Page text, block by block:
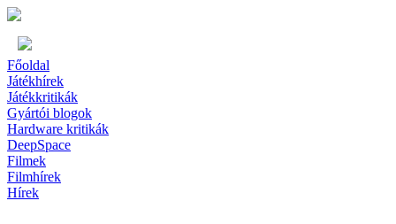
Főoldal
Játékhírek
Játékkritikák
Gyártói blogok
Hardware kritikák
DeepSpace
Filmek
Filmhírek
Hírek